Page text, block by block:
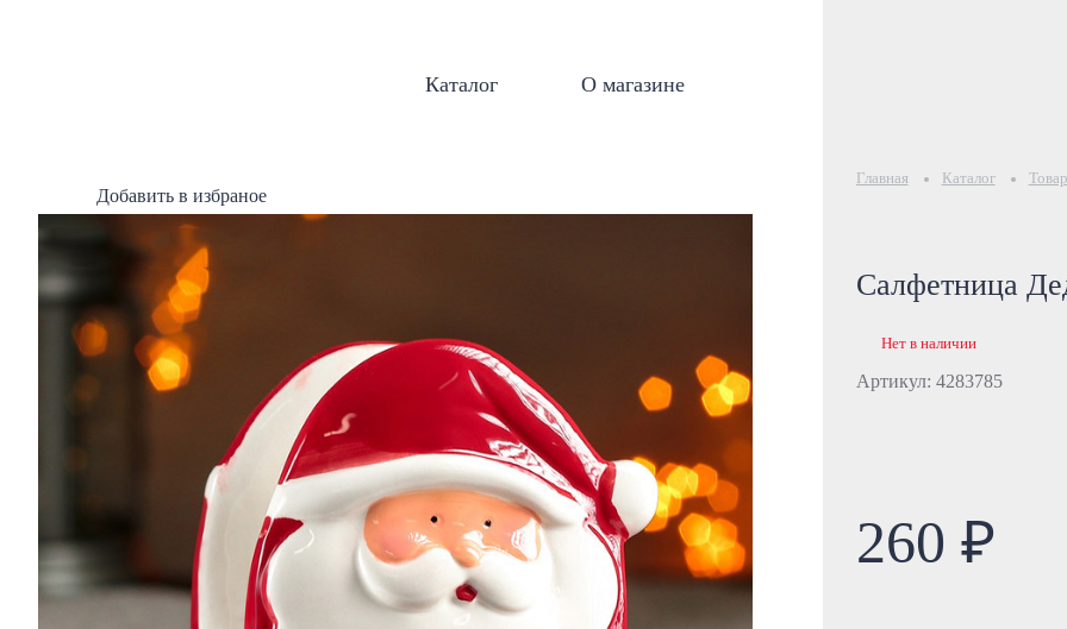
Каталог О магазине
Добавить в избраное
Главная Каталог
Салфетница
Артикул: 4283785
Нет в наличии
260 ₽